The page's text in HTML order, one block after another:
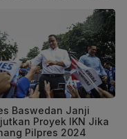
Baswedan Janji
Proyek IKN Jika
Pilpres 2024